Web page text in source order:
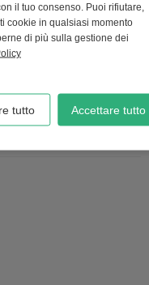
il tuo consenso. Puoi rifiutare,
cookie in qualsiasi momento
di più sulla gestione dei
tutto Accettare tutto